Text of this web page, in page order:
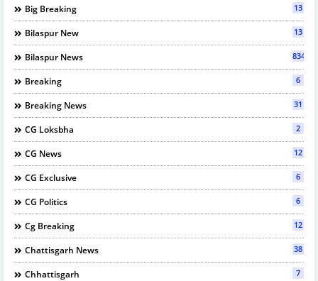
Big Breaking 13
Bilaspur New 13
Bilaspur News 834
Breaking 6
Breaking News 31
CG Loksbha 2
CG News 12
CG Exclusive 6
CG Politics 6
Cg Breaking 12
Chattisgarh News 38
Chhattisgarh 7